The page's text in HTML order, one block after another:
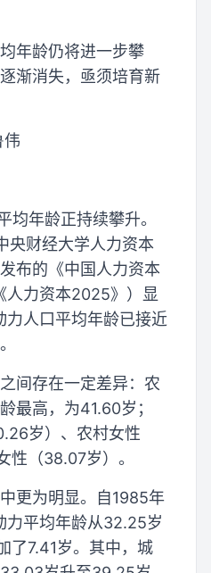
年龄仍将进一步攀
渐消失，亟须培育新
伟
均年龄正持续攀升。
央财经大学人力资本
布的《中国人力资本
力资本2025》）显
人口平均年龄已接近
间存在一定差异：农
最高，为41.60岁；
岁）、农村女性
性（38.07岁）。
更为明显。自1985年
力平均年龄从32.25岁
了7.41岁。其中，城